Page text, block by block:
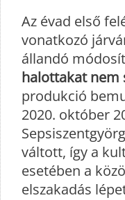
Az évad első
vonatkozó
állandó
halottakat nem
produkció
2020. október
váltott, így a
esetében a
elszakadás